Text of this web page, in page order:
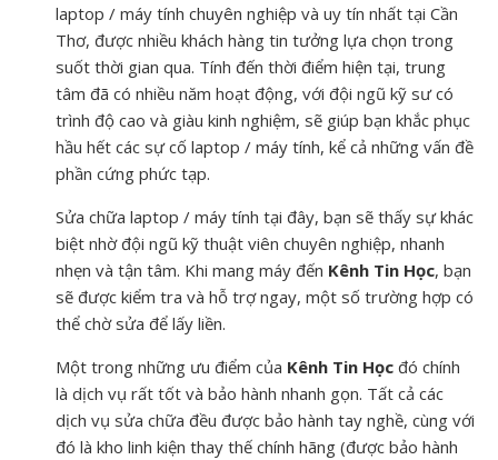
laptop / máy tính chuyên nghiệp và uy tín nhất tại Cần
Thơ, được nhiều khách hàng tin tưởng lựa chọn trong
suốt thời gian qua. Tính đến thời điểm hiện tại, trung
tâm đã có nhiều năm hoạt động, với đội ngũ kỹ sư có
trình độ cao và giàu kinh nghiệm, sẽ giúp bạn khắc phục
hầu hết các sự cố laptop / máy tính, kể cả những vấn đề
phần cứng phức tạp.
Sửa chữa laptop / máy tính tại đây, bạn sẽ thấy sự khác
biệt nhờ đội ngũ kỹ thuật viên chuyên nghiệp, nhanh
nhẹn và tận tâm. Khi mang máy đến Kênh Tin Học, bạn
sẽ được kiểm tra và hỗ trợ ngay, một số trường hợp có
thể chờ sửa để lấy liền.
Một trong những ưu điểm của Kênh Tin Học đó chính
là dịch vụ rất tốt và bảo hành nhanh gọn. Tất cả các
dịch vụ sửa chữa đều được bảo hành tay nghề, cùng với
đó là kho linh kiện thay thế chính hãng (được bảo hành